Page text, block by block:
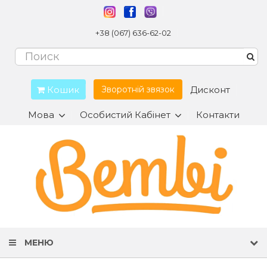
+38 (067) 636-62-02
Кошик Зворотній звязок Дисконт
Мова Особистий Кабінет Контакти
МЕНЮ